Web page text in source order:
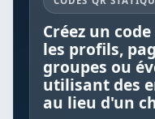
Créez un
les profils,
groupes ou
utilisant des
au lieu d'un